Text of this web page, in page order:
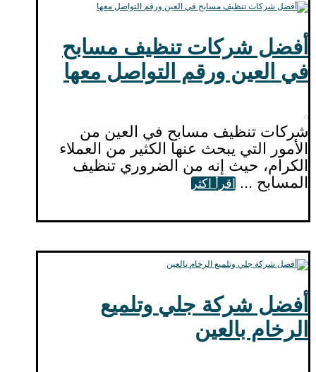
أفضل شركات تنظيف مسابح
في العين ورقم التواصل معها
شركات تنظيف مسابح في العين من
الأمور التي يبحث عنها الكثير من العملاء
الكرام، حيث إنه من الضروري تنظيف
المسابح ...
اقرأ اكثر
أفضل شركة جلي وتلميع
الرخام بالعين